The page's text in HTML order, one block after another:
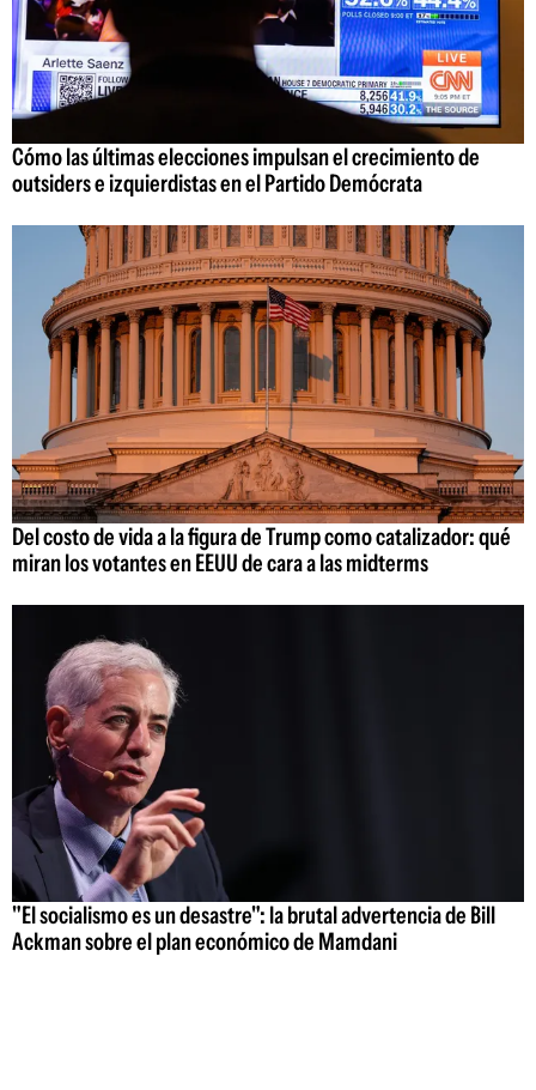
Cómo las últimas elecciones impulsan el crecimiento de
outsiders e izquierdistas en el Partido Demócrata
Del costo de vida a la figura de Trump como catalizador: qué
miran los votantes en EEUU de cara a las midterms
"El socialismo es un desastre": la brutal advertencia de Bill
Ackman sobre el plan económico de Mamdani